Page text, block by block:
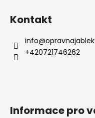
Kontakt
info@
+420721746262
Informace pro